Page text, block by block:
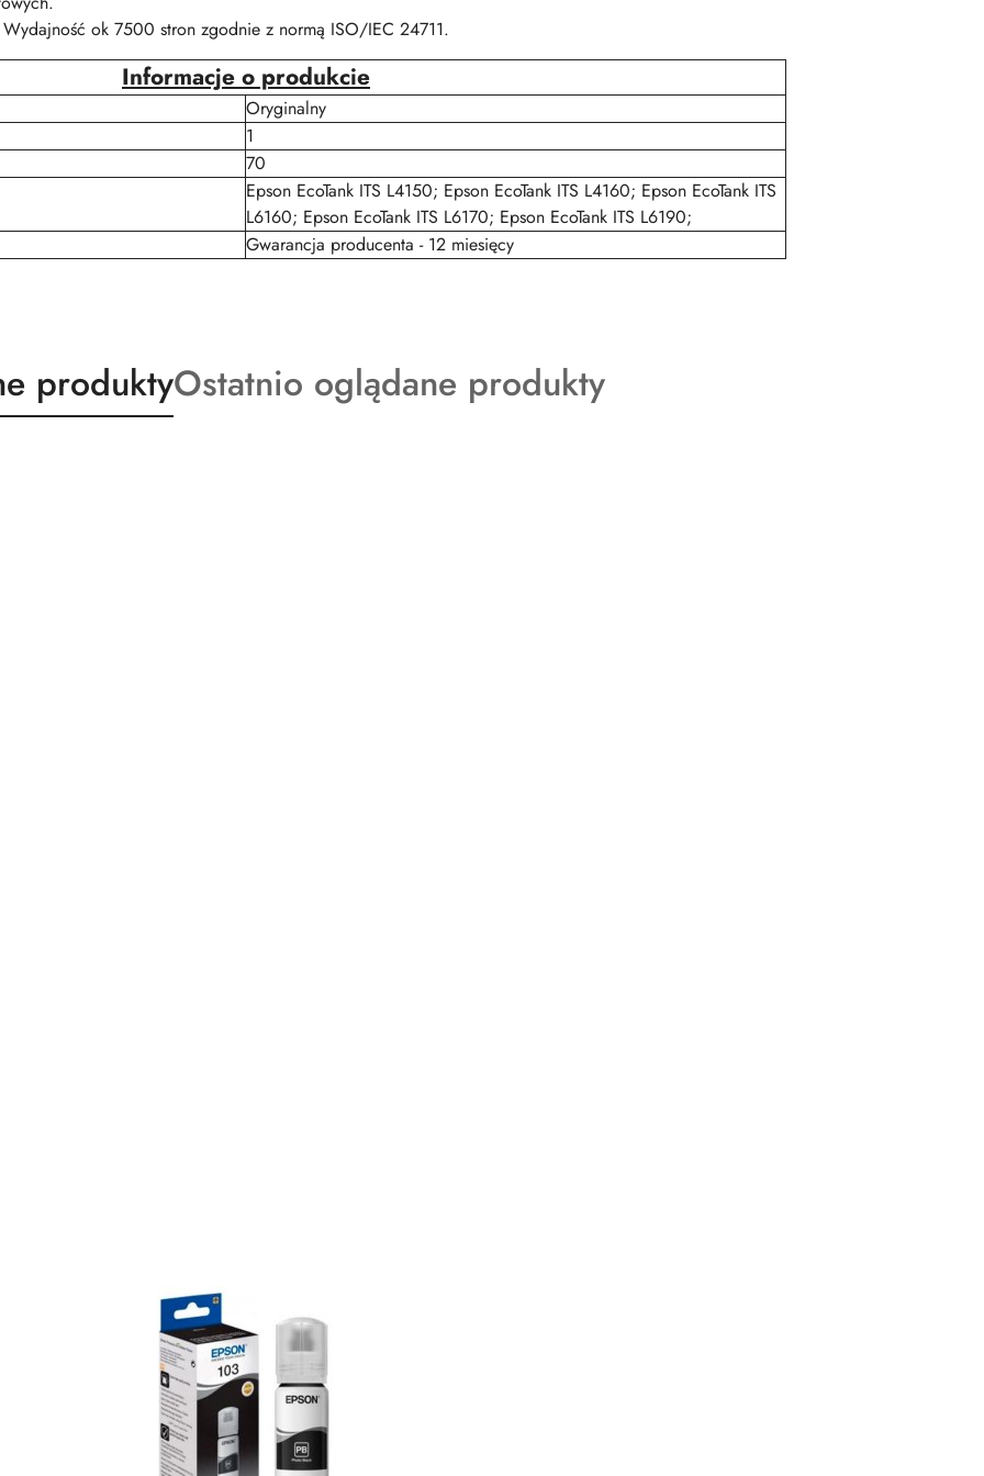
ok 7500 stron zgodnie z normą ISO/IEC 24711.
Informacje o produkcie
Oryginalny
1
70
Epson EcoTank ITS L4150; Epson EcoTank ITS L4160; Epson EcoTank ITS
L6160; Epson EcoTank ITS L6170; Epson EcoTank ITS L6190;
Gwarancja producenta - 12 miesięcy
produktyProdukty
o
Ostatnio oglądane produkty